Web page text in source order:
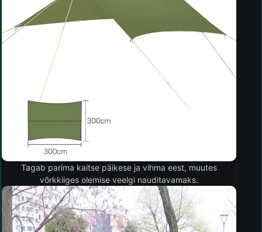
Tagab parima kaitse päikese ja vihma eest, muutes
võrkkiiges olemise veelgi nauditavamaks.